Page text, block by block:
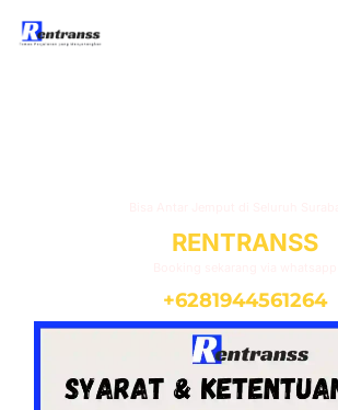
RENTRANSS
+6281944561264